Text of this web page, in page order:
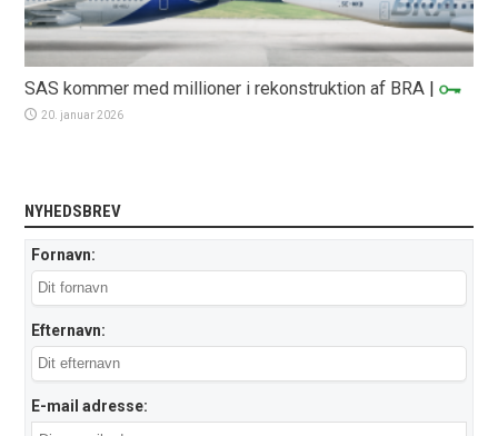
SAS kommer med millioner i rekonstruktion af BRA |
20. januar 2026
NYHEDSBREV
Fornavn:
Efternavn:
E-mail adresse: